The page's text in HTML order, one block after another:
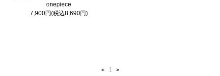
onepiece
7,900円(税込8,690円)
< 1 >